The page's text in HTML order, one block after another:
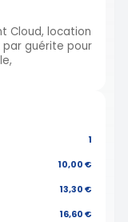
Cloud, location
guérite pour
1
10,00 €
13,30 €
16,60 €